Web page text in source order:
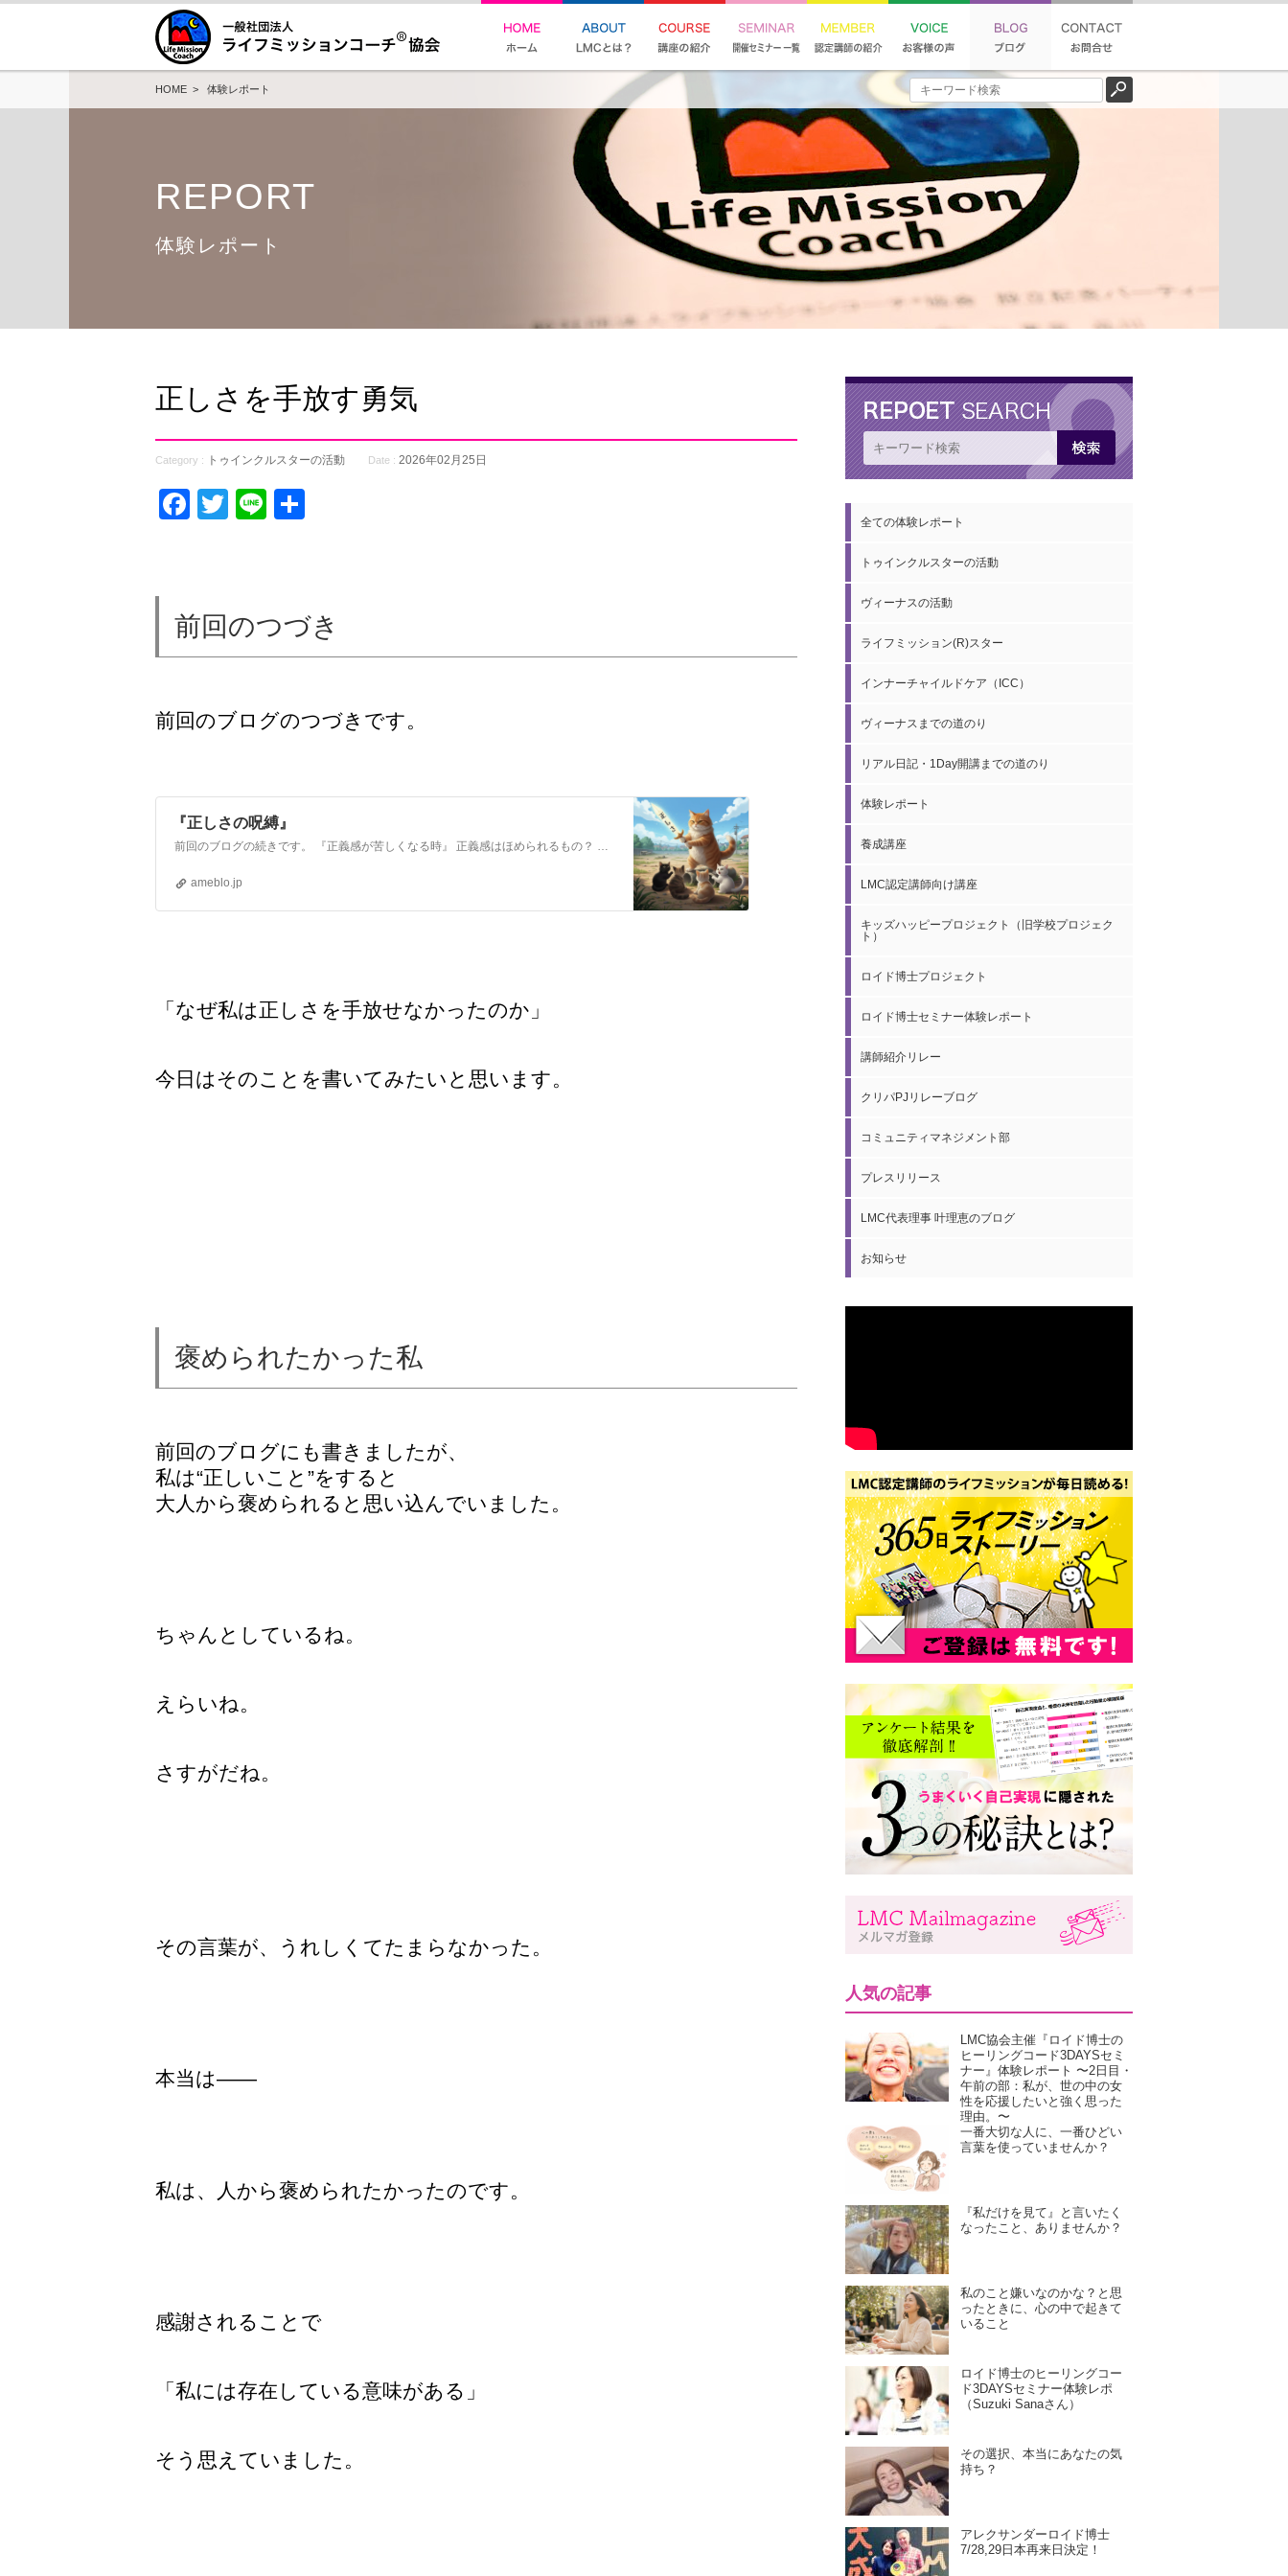
HOME > 体験レポート
REPORT
体験レポート
正しさを手放す勇気
Category : トゥインクルスターの活動 Date : 2026年02月25日
Facebook
Twitter
Line
前回のつづき
前回のブログのつづきです。
『正しさの呪縛』
前回のブログの続きです。 『正義感が苦しくなる時』 正義感はほめられるもの？ 私は子どもの頃から通信簿に「正義感が強い」とよく書かれていました。 幼い私の…
ameblo.jp
「なぜ私は正しさを手放せなかったのか」
今日はそのことを書いてみたいと思います。
褒められたかった私
前回のブログにも書きましたが、
私は“正しいこと”をすると
大人から褒められると 思い込んでいました。
ちゃんとしているね。
えらいね。
さすがだね。
その言葉が、 うれしくてたまらなかった。
本当は――
私は、人から褒められたかったのです。
感謝されることで
「私には存在している意味がある」
そう思えていました。
全ての体験レポート
トゥインクルスターの活動
ヴィーナスの活動
ライフミッション(R)スター
インナーチャイルドケア（ICC）
ヴィーナスまでの道のり
リアル日記・1Day開講までの道のり
体験レポート
養成講座
LMC認定講師向け講座
キッズハッピープロジェクト（旧学校プロジェク
ト）
ロイド博士プロジェクト
ロイド博士セミナー体験レポート
講師紹介リレー
クリパPJリレーブログ
コミュニティマネジメント部
プレスリリース
LMC代表理事 叶理恵のブログ
お知らせ
人気の記事
LMC協会主催『ロイド博士の
ヒーリングコード3DAYSセミ
ナー』体験レポート 〜2日目・
午前の部：私が、世の中の女
性を応援したいと強く思った
理由。〜
一番大切な人に、一番ひどい
言葉を使っていませんか？
『私だけを見て』と言いたく
なったこと、ありませんか？
私のこと嫌いなのかな？と思
ったときに、心の中で起きて
いること
ロイド博士のヒーリングコー
ド3DAYSセミナー体験レポ
（Suzuki Sanaさん）
その選択、本当にあなたの気
持ち？
アレクサンダーロイド博士
7/28,29日本再来日決定！